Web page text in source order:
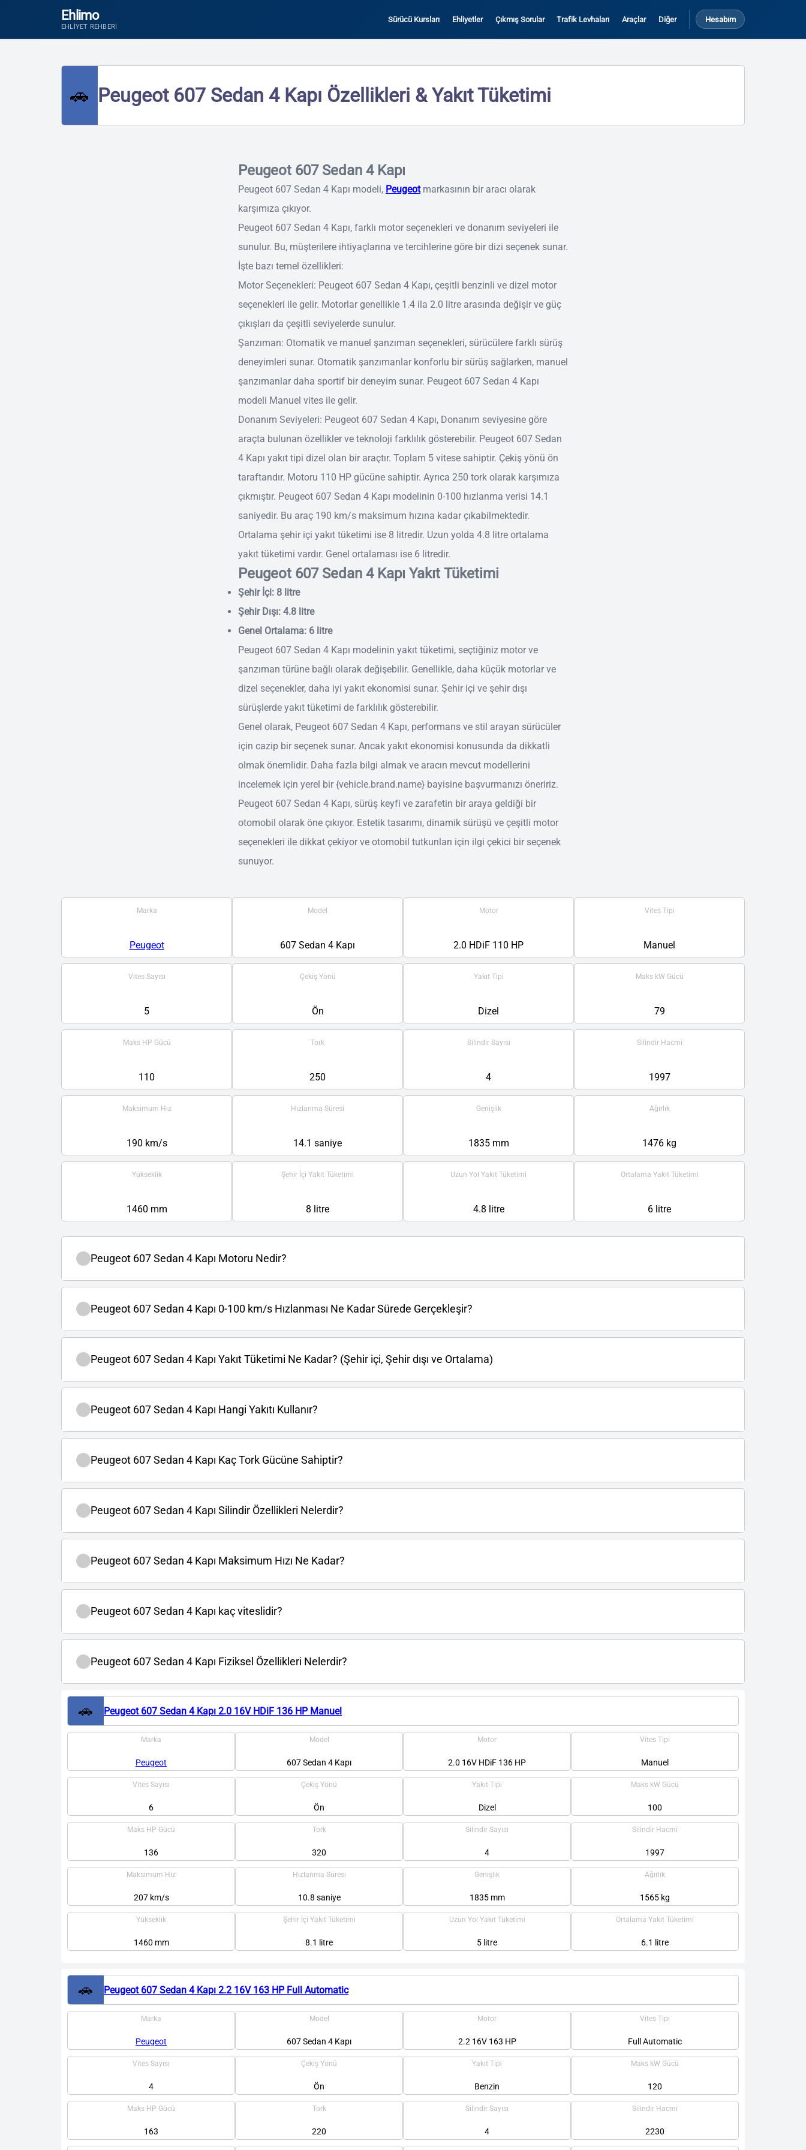
Ehlimo
EHLIYET REHBERI
Sürücü Kursları Ehliyetler Çıkmış Sorular Trafik Levhaları Araçlar Diğer Hesabım
🚗 Peugeot 607 Sedan 4 Kapı Özellikleri & Yakıt Tüketimi
Peugeot 607 Sedan 4 Kapı
Peugeot 607 Sedan 4 Kapı modeli, Peugeotmarkasının bir aracı olarak
karşımıza çıkıyor.
Peugeot 607 Sedan 4 Kapı, farklı motor seçenekleri ve donanım seviyeleri ile
sunulur. Bu, müşterilere ihtiyaçlarına ve tercihlerine göre bir dizi seçenek sunar.
İşte bazı temel özellikleri:
Motor Seçenekleri: Peugeot 607 Sedan 4 Kapı, çeşitli benzinli ve dizel motor
seçenekleri ile gelir. Motorlar genellikle 1.4 ila 2.0 litre arasında değişir ve güç
çıkışları da çeşitli seviyelerde sunulur.
Şanzıman: Otomatik ve manuel şanzıman seçenekleri, sürücülere farklı sürüş
deneyimleri sunar. Otomatik şanzımanlar konforlu bir sürüş sağlarken, manuel
şanzımanlar daha sportif bir deneyim sunar. Peugeot 607 Sedan 4 Kapı
modeli Manuel vites ile gelir.
Donanım Seviyeleri: Peugeot 607 Sedan 4 Kapı, Donanım seviyesine göre
araçta bulunan özellikler ve teknoloji farklılık gösterebilir. Peugeot 607 Sedan
4 Kapı yakıt tipi dizel olan bir araçtır. Toplam 5 vitese sahiptir. Çekiş yönü ön
taraftandır. Motoru 110 HP gücüne sahiptir. Ayrıca 250 tork olarak karşımıza
çıkmıştır. Peugeot 607 Sedan 4 Kapı modelinin 0-100 hızlanma verisi 14.1
saniyedir. Bu araç 190 km/s maksimum hızına kadar çıkabilmektedir.
Ortalama şehir içi yakıt tüketimi ise 8 litredir. Uzun yolda 4.8 litre ortalama
yakıt tüketimi vardır. Genel ortalaması ise 6 litredir.
Peugeot 607 Sedan 4 Kapı Yakıt Tüketimi
Şehir İçi: 8 litre
Şehir Dışı: 4.8 litre
Genel Ortalama: 6 litre
Peugeot 607 Sedan 4 Kapı modelinin yakıt tüketimi, seçtiğiniz motor ve
şanzıman türüne bağlı olarak değişebilir. Genellikle, daha küçük motorlar ve
dizel seçenekler, daha iyi yakıt ekonomisi sunar. Şehir içi ve şehir dışı
sürüşlerde yakıt tüketimi de farklılık gösterebilir.
Genel olarak, Peugeot 607 Sedan 4 Kapı, performans ve stil arayan sürücüler
için cazip bir seçenek sunar. Ancak yakıt ekonomisi konusunda da dikkatli
olmak önemlidir. Daha fazla bilgi almak ve aracın mevcut modellerini
incelemek için yerel bir {vehicle.brand.name} bayisine başvurmanızı öneririz.
Peugeot 607 Sedan 4 Kapı, sürüş keyfi ve zarafetin bir araya geldiği bir
otomobil olarak öne çıkıyor. Estetik tasarımı, dinamik sürüşü ve çeşitli motor
seçenekleri ile dikkat çekiyor ve otomobil tutkunları için ilgi çekici bir seçenek
sunuyor.
Marka
Peugeot
Model
607 Sedan 4 Kapı
Motor
2.0 HDiF 110 HP
Vites Tipi
Manuel
Vites Sayısı
5
Çekiş Yönü
Ön
Yakıt Tipi
Dizel
Maks kW Gücü
79
Maks HP Gücü
110
Tork
250
Silindir Sayısı
4
Silindir Hacmi
1997
Maksimum Hız
190 km/s
Hızlanma Süresi
14.1 saniye
Genişlik
1835 mm
Ağırlık
1476 kg
Yükseklik
1460 mm
Şehir İçi Yakıt Tüketimi
8 litre
Uzun Yol Yakıt Tüketimi
4.8 litre
Ortalama Yakıt Tüketimi
6 litre
Peugeot 607 Sedan 4 Kapı Motoru Nedir?
Peugeot 607 Sedan 4 Kapı 0-100 km/s Hızlanması Ne Kadar Sürede Gerçekleşir?
Peugeot 607 Sedan 4 Kapı Yakıt Tüketimi Ne Kadar? (Şehir içi, Şehir dışı ve Ortalama)
Peugeot 607 Sedan 4 Kapı Hangi Yakıtı Kullanır?
Peugeot 607 Sedan 4 Kapı Kaç Tork Gücüne Sahiptir?
Peugeot 607 Sedan 4 Kapı Silindir Özellikleri Nelerdir?
Peugeot 607 Sedan 4 Kapı Maksimum Hızı Ne Kadar?
Peugeot 607 Sedan 4 Kapı kaç viteslidir?
Peugeot 607 Sedan 4 Kapı Fiziksel Özellikleri Nelerdir?
🚗 Peugeot 607 Sedan 4 Kapı 2.0 16V HDiF 136 HP Manuel
Marka
Peugeot
Model
607 Sedan 4 Kapı
Motor
2.0 16V HDiF 136 HP
Vites Tipi
Manuel
Vites Sayısı
6
Çekiş Yönü
Ön
Yakıt Tipi
Dizel
Maks kW Gücü
100
Maks HP Gücü
136
Tork
320
Silindir Sayısı
4
Silindir Hacmi
1997
Maksimum Hız
207 km/s
Hızlanma Süresi
10.8 saniye
Genişlik
1835 mm
Ağırlık
1565 kg
Yükseklik
1460 mm
Şehir İçi Yakıt Tüketimi
8.1 litre
Uzun Yol Yakıt Tüketimi
5 litre
Ortalama Yakıt Tüketimi
6.1 litre
🚗 Peugeot 607 Sedan 4 Kapı 2.2 16V 163 HP Full Automatic
Marka
Peugeot
Model
607 Sedan 4 Kapı
Motor
2.2 16V 163 HP
Vites Tipi
Full Automatic
Vites Sayısı
4
Çekiş Yönü
Ön
Yakıt Tipi
Benzin
Maks kW Gücü
120
Maks HP Gücü
163
Tork
220
Silindir Sayısı
4
Silindir Hacmi
2230